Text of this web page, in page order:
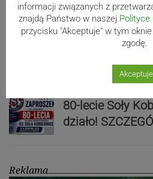
Bracia Szejowie
punkty. Liderzy
80-lecie Soły
działo!
Reklama
informacji związanych z
znajdą Państwo w naszej Polityce
przycisku "Akceptuje" w tym
zgodę.
Akceptuje